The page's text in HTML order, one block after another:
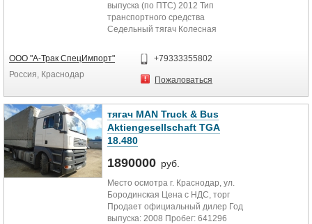
выпуска (по ПТС) 2012 Тип
транспортного средства
Седельный тягач Колесная
450 / 1...
ООО "А-Трак СпецИмпорт"
Россия, Краснодар
+79333355802
Пожаловаться
тягач MAN Truck & Bus
Aktiengesellschaft TGA
18.480
1890000 руб.
Место осмотра г. Краснодар, ул.
Бородинская Цена с НДС, торг
Продает официальный дилер Год
выпуска: 2008 Пробег: 641296